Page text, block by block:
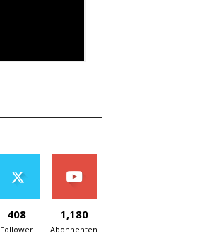
408
Follower
1,180
Abonnenten